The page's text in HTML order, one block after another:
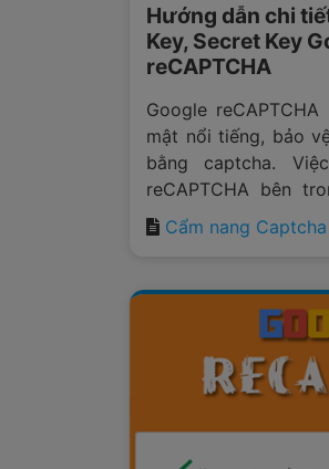
Hướng dẫn chi
Key, Secret Key
reCAPTCHA
Google
mật nổi tiếng, bảo
bằng captcha.
reCAPTCHA bên
ứng dụng của bạn
hoặc ứng dụng đó
bài viết này
dẫn bạn cách lấy
Google reCAPTCHA.
Cẩm nang Captcha